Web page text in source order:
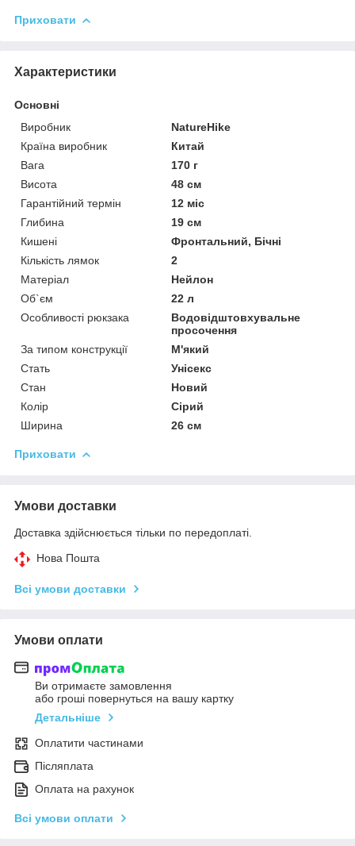
Приховати
Характеристики
Основні
Виробник
NatureHike
Країна виробник
Китай
Вага
170 г
Висота
48 см
Гарантійний термін
12 міс
Глибина
19 см
Кишені
Фронтальний, Бічні
Кількість лямок
2
Матеріал
Нейлон
Об`єм
22 л
Особливості рюкзака
Водовідштовхувальне
просочення
За типом конструкції
М'який
Стать
Унісекс
Стан
Новий
Колір
Сірий
Ширина
26 см
Приховати
Умови доставки
Доставка здійснюється тільки по передоплаті.
Нова Пошта
Всі умови доставки
Умови оплати
Ви отримаєте замовлення
або гроші повернуться на вашу картку
Детальніше
Оплатити частинами
Післяплата
Оплата на рахунок
Всі умови оплати